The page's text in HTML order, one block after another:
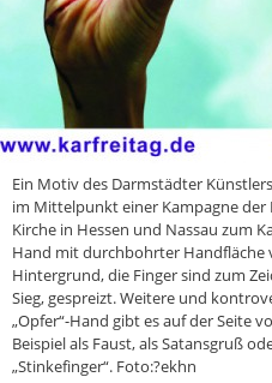
Ein Motiv des Darmstädter
im Mittelpunkt einer Kampagne der
Kirche in Hessen und Nassau zum
Hand mit durchbohrter Handfläche
Hintergrund, die Finger sind zum
Sieg, gespreizt. Weitere und
„Opfer“-Hand gibt es auf der Seite
Beispiel als Faust, als Satansgruß
„Stinkefinger“. Foto:?ekhn